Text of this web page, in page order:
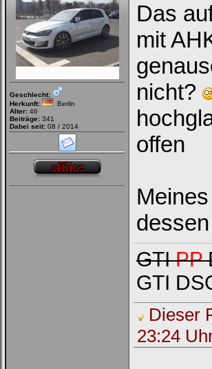
Geschlecht:
Herkunft:
Berlin
Alter: 46
Beiträge: 341
Dabei seit: 08 / 2014
Das
mit
nicht?
offen
GTIPP
GTI
Dieser
23:24